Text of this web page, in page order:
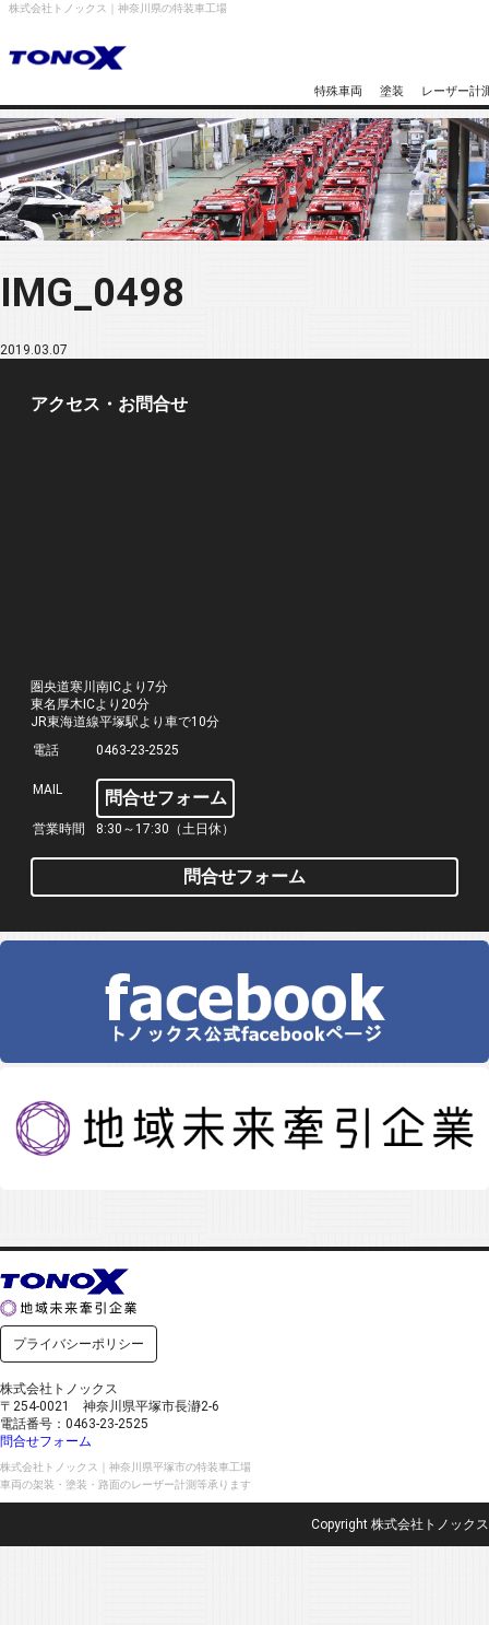
株式会社トノックス｜神奈川県の特装車工場
特殊車両 塗装 レーザー計
IMG_0498
2019.03.07
アクセス・お問合せ
圏央道寒川南ICより7分
東名厚木ICより20分
JR東海道線平塚駅より車で10分
電話
0463-23-2525
MAIL 問合せフォーム
営業時間 8:30～17:30（土日休）
問合せフォーム
プライバシーポリシー
株式会社トノックス
〒254-0021 神奈川県平塚市長瀞2-6
電話番号：0463-23-2525
問合せフォーム
株式会社トノックス｜神奈川県平塚市の特装車工場
車両の架装・塗装・路面のレーザー計測等承ります
Copyright 株式会社トノックス